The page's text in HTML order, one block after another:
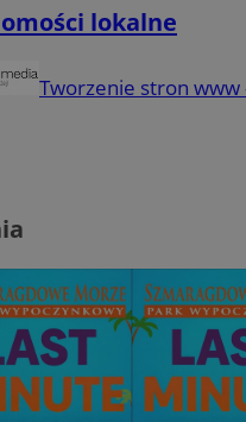
lokalne
Tworzenie stron www
VISITOR_PRIVACY_METADATA
Privacy Policy